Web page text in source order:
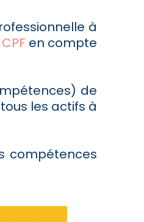
à
CPF en compte
de
les actifs à
compétences